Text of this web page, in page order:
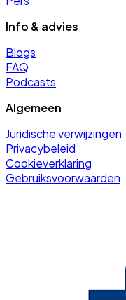
Info & advies
Blogs
FAQ
Podcasts
Algemeen
Juridische verwijzingen
Privacybeleid
Cookieverklaring
Gebruiksvoorwaarden